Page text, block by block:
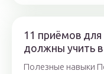
11 приёмов
должны учить
Полезные навыки